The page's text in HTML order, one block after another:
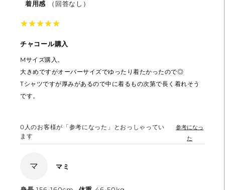
着用感 （回答なし）
★★★★★
★★★★★
チャコール購入
Mサイズ購入。
大きめですがオーバーサイズでゆったり着たかったので◎
Tシャツですが厚みがあるので中に着るもの次第で長く着れそう
です。
0 人のお客様が「参考になった」とおっしゃってい
ます
参考になっ
た
マ マミ